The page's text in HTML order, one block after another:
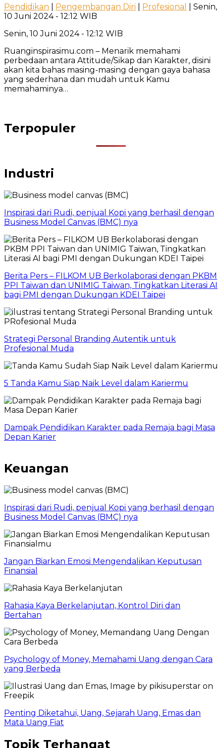
Pendidikan Pengembangan Diri Profesional
| Senin,
10 Juni 2024 - 12:12 WIB
Senin, 10 Juni 2024 - 12:12 WIB
Ruanginspirasimu.com – Menarik memahami
perbedaan antara Attitude/Sikap dan Karakter, disini
akan kita bahas masing-masing dengan gaya bahasa
yang sederhana dan mudah untuk Kamu
memahaminya…
Terpopuler
Industri
Inspirasi dari Rudi, penjual Kopi yang berhasil dengan
Business Model Canvas (BMC) nya
Berita Pers – FILKOM UB Berkolaborasi dengan PKBM
PPI Taiwan dan UNIMIG Taiwan, Tingkatkan Literasi AI
bagi PMI dengan Dukungan KDEI Taipei
Strategi Personal Branding Autentik untuk
Profesional Muda
5 Tanda Kamu Siap Naik Level dalam Kariermu
Dampak Pendidikan Karakter pada Remaja bagi Masa
Depan Karier
Keuangan
Inspirasi dari Rudi, penjual Kopi yang berhasil dengan
Business Model Canvas (BMC) nya
Jangan Biarkan Emosi Mengendalikan Keputusan
Finansial
Rahasia Kaya Berkelanjutan, Kontrol Diri dan
Bertahan
Psychology of Money, Memahami Uang dengan Cara
yang Berbeda
Penting Diketahui, Uang, Sejarah Uang, Emas dan
Mata Uang Fiat
Topik Terhangat